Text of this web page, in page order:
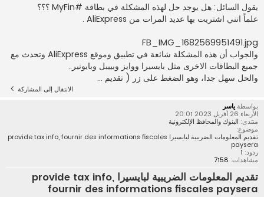
يقول السائل: هل يوجد حل لهذه المشكلة في بطاقة #MyFin ؟؟؟
علماً انني اشتريت بها عديد المرات من AliExpress .
FB_IMG_1682569951491.jpg
والجواب أن هذه المشكلة شائعة في تطبيق وموقع AliExpress وتحدث مع
جميع البطاقات الاخرى مثل بايسيرا ووايز وبييبل وبايونير..
والحل سهل جدا، وهو الضغط على زر ( تقديم ...
الانتقال إلى المشاركة
بواسطةياسر
الأربعاء 26 أفريل 2023 20:01
منتدى: البنوك والمحافظ الإلكترونية
موضوع:
تقديم المعلومات الضريبية لبايسيرا provide tax info, fournir des informations fiscales
paysera
ردود:
مشاهدات: 7158
تقديم المعلومات الضريبية لبايسيرا provide tax info,
fournir des informations fiscales paysera